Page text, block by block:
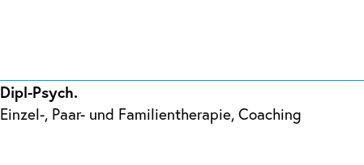
Dipl-Psych.
Einzel-, Paar- und Familientherapie, Coaching